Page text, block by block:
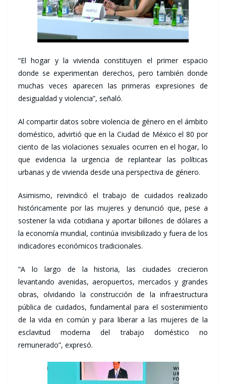
“El hogar y la vivienda constituyen el primer espacio
donde se experimentan derechos, pero también donde
muchas veces aparecen las primeras expresiones de
desigualdad y violencia”, señaló.
Al compartir datos sobre violencia de género en el ámbito
doméstico, advirtió que en la Ciudad de México el 80 por
ciento de las violaciones sexuales ocurren en el hogar, lo
que evidencia la urgencia de replantear las políticas
urbanas y de vivienda desde una perspectiva de género.
Asimismo, reivindicó el trabajo de cuidados realizado
históricamente por las mujeres y denunció que, pese a
sostener la vida cotidiana y aportar billones de dólares a
la economía mundial, continúa invisibilizado y fuera de los
indicadores económicos tradicionales.
“A lo largo de la historia, las ciudades crecieron
levantando avenidas, aeropuertos, mercados y grandes
obras, olvidando la construcción de la infraestructura
pública de cuidados, fundamental para el sostenimiento
de la vida en común y para liberar a las mujeres de la
esclavitud moderna del trabajo doméstico no
remunerado”, expresó.